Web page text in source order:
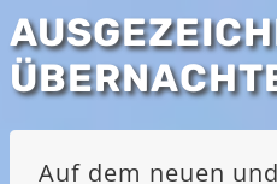
Auf dem neuen